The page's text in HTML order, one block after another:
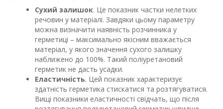
Сухий залишок. Це показник частки нелетких
речовин у матеріалі. Завдяки цьому параметру
можна визначити наявність розчинника у
герметиці – максимально якісним вважається
матеріал, у якого значення сухого залишку
наближено до 100%. Такий поліуретановий
герметик не дасть усадки.
Еластичність. Цей показник характеризує
здатність герметика стискатися та розтягуватися.
Вищі показники еластичності свідчать, що після